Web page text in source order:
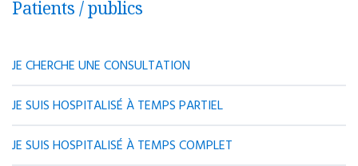
Patients / publics
JE CHERCHE UNE CONSULTATION
JE SUIS HOSPITALISÉ À TEMPS PARTIEL
JE SUIS HOSPITALISÉ À TEMPS COMPLET